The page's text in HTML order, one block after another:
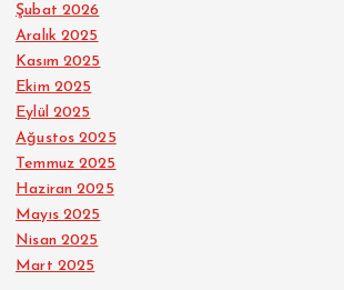
Şubat 2026
Aralık 2025
Kasım 2025
Ekim 2025
Eylül 2025
Ağustos 2025
Temmuz 2025
Haziran 2025
Mayıs 2025
Nisan 2025
Mart 2025